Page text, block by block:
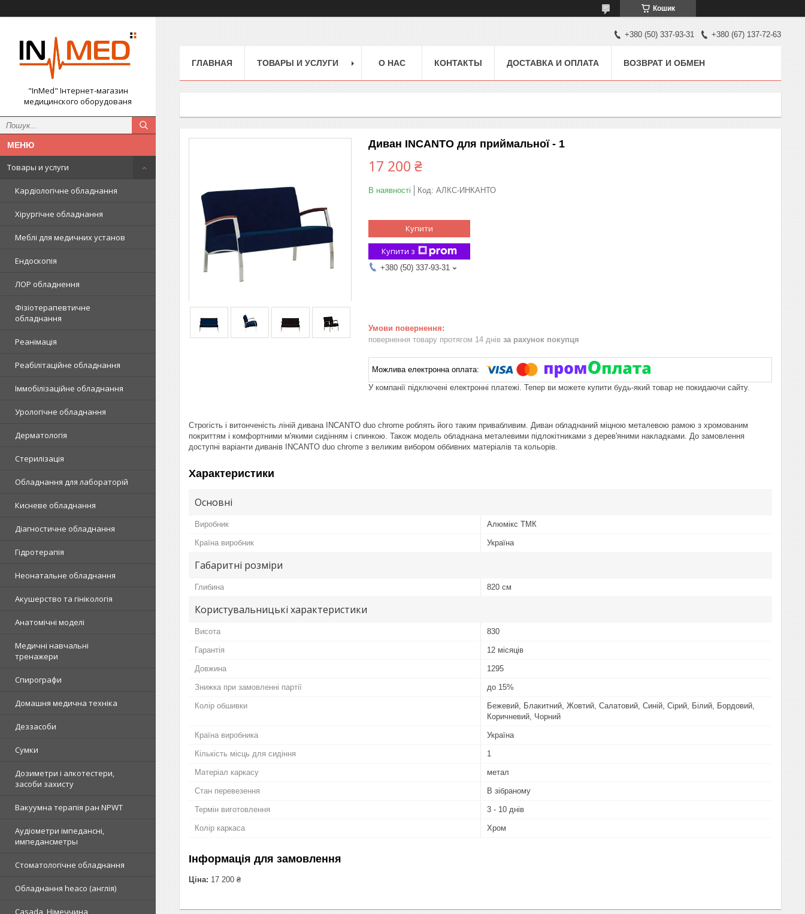
Кошик
"InMed" Інтернет-магазин
медицинского оборудованя
Товары и услуги
Кардіологічне обладнання
Хірургічне обладнання
Меблі для медичних установ
Ендоскопія
ЛОР обладнення
Фізіотерапевтичне
обладнання
Реанімація
Реабілітаційне обладнання
Іммобілізаційне обладнання
Урологічне обладнання
Дерматологія
Стерилізація
Обладнання для лабораторій
Кисневе обладнання
Діагностичне обладнання
Гідротерапія
Неонатальне обладнання
Акушерство та гінікологія
Анатомічні моделі
Медичні навчальні
тренажери
Спирографи
Домашня медична техніка
Деззасоби
Сумки
Дозиметри і алкотестери,
засоби захисту
Вакуумна терапія ран NPWT
Аудіометри імпедансні,
импедансметры
Стоматологічне обладнання
Обладнання heaco (англія)
Casada, Німеччина
+380 (50) 337-93-31 +380 (67) 137-72-63
ГЛАВНАЯ ТОВАРЫ И УСЛУГИ О НАС КОНТАКТЫ ДОСТАВКА И ОПЛАТА ВОЗВРАТ И ОБМЕН
Диван INCANTO для приймальної - 1
17 200 ₴
В наявності Код: АЛКС-ИНКАНТО
Купити
Купити з
+380 (50) 337-93-31
повернення товару протягом 14 днів за рахунок покупця
У компанії підключені електронні платежі. Тепер ви можете купити будь-який товар не покидаючи сайту.
Строгість і витонченість ліній дивана INCANTO duo chrome роблять його таким привабливим. Диван обладнаний міцною металевою рамою з хромованим
покриттям і комфортними м'якими сидінням і спинкою. Також модель обладнана металевими підлокітниками з дерев'яними накладками. До замовлення
доступні варіанти диванів INCANTO duo chrome з великим вибором оббивних матеріалів та кольорів.
Характеристики
Основні
Виробник Алюмікс ТМК
Країна виробник Україна
Габаритні розміри
Глибина 820 см
Користувальницькі характеристики
Висота 830
Гарантія 12 місяців
Довжина 1295
Знижка при замовленні партії до 15%
Колір обшивки
Бежевий, Блакитний, Жовтий, Салатовий, Синій, Сірий, Білий, Бордовий,
Коричневий, Чорний
Країна виробника Україна
Кількість місць для сидіння 1
Матеріал каркасу метал
Стан перевезення В зібраному
Термін виготовлення 3 - 10 днів
Колір каркаса Хром
Інформація для замовлення
Ціна: 17 200 ₴